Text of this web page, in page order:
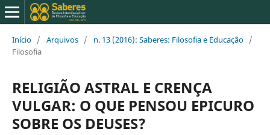
Início / Arquivos / n. 13 (2016): Saberes: Filosofia e Educação /
Filosofia
RELIGIÃO ASTRAL E CRENÇA
VULGAR: O QUE PENSOU EPICURO
SOBRE OS DEUSES?